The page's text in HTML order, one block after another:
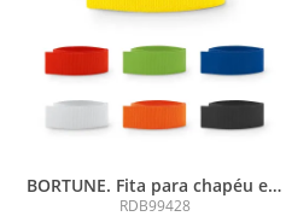
BORTUNE. Fita para chapéu em
poliéster
RDB99428